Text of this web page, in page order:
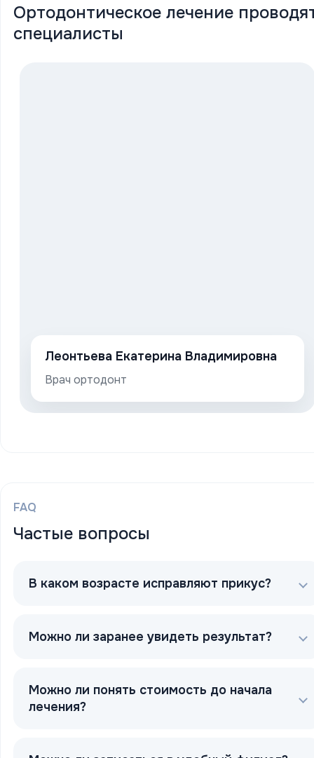
Ортодонтическое лечение
специалисты
Леонтьева Екатерина Владимировна
Врач ортодонт
FAQ
Частые вопросы
В каком возрасте исправляют прикус?
Можно ли заранее увидеть результат?
Можно ли понять стоимость до начала
лечения?